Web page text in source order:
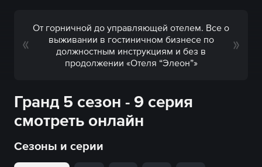
От горничной до управляющей отелем. Все о
выживании в гостиничном бизнесе по
должностным инструкциям и без в
продолжении «Отеля “Элеон”»
Гранд 5 сезон - 9 серия
смотреть онлайн
Сезоны и серии